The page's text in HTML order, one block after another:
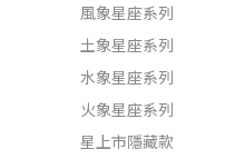
風象星座系列
土象星座系列
水象星座系列
火象星座系列
星上市隱藏款